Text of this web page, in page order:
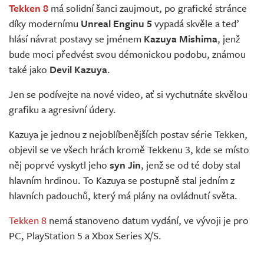
Tekken 8 má solidní šanci zaujmout, po grafické stránce
díky modernímu Unreal Enginu 5 vypadá skvěle a teď
hlásí návrat postavy se jménem Kazuya Mishima, jenž
bude moci předvést svou démonickou podobu, známou
také jako Devil Kazuya.
Jen se podívejte na nové video, ať si vychutnáte skvělou
grafiku a agresivní údery.
Kazuya je jednou z nejoblíbenějších postav série Tekken,
objevil se ve všech hrách kromě Tekkenu 3, kde se místo
něj poprvé vyskytl jeho syn Jin, jenž se od té doby stal
hlavním hrdinou. To Kazuya se postupně stal jedním z
hlavních padouchů, který má plány na ovládnutí světa.
Tekken 8 nemá stanoveno datum vydání, ve vývoji je pro
PC, PlayStation 5 a Xbox Series X/S.